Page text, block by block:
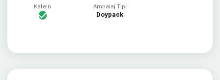
Kafein Ambalaj Tipi
Doypack